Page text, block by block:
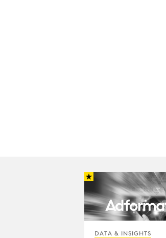
DATA & INSIGHTS